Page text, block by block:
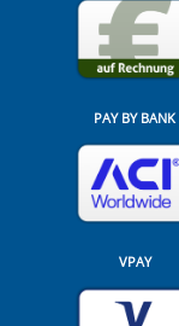
PAY BY BANK
VPAY